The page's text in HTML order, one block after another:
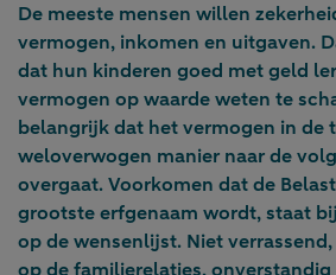
De meeste mensen willen
vermogen, inkomen en uitgaven.
dat hun kinderen goed met geld
vermogen op waarde weten te
belangrijk dat het vermogen in de
weloverwogen manier naar de
overgaat. Voorkomen dat de
grootste erfgenaam wordt, staat
op de wensenlijst. Niet